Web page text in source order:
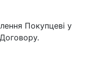
Покупцеві у